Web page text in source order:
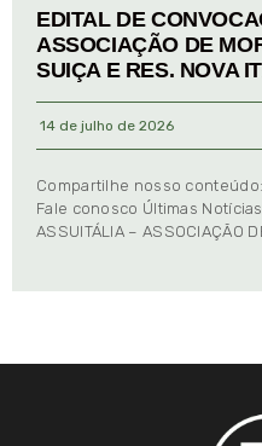
EDITAL DE
ASSOCIAÇÃO DE
SUIÇA E RES. NOVA
14 de julho de 2026
Compartilhe nosso conteúdo:
Fale conosco Últimas Notícias
ASSUITÁLIA – ASSOCIAÇÃO